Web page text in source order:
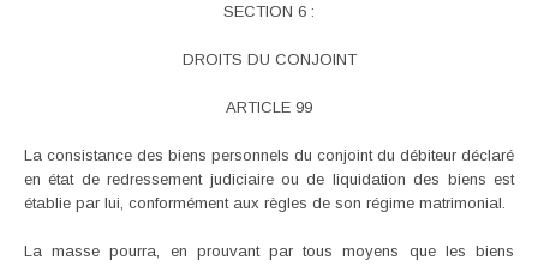
SECTION 6 :
DROITS DU CONJOINT
ARTICLE 99
La consistance des biens personnels du conjoint du débiteur déclaré
en état de redressement judiciaire ou de liquidation des biens est
établie par lui, conformément aux règles de son régime matrimonial.
La masse pourra, en prouvant par tous moyens que les biens